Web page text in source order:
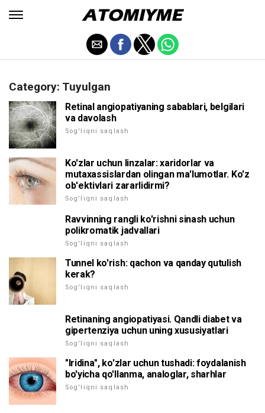
Category: Tuyulgan
Retinal angiopatiyaning sabablari, belgilari
va davolash
Sog'liqni saqlash
Ko'zlar uchun linzalar: xaridorlar va
mutaxassislardan olingan ma'lumotlar. Ko'z
ob'ektivlari zararlidirmi?
Sog'liqni saqlash
Ravvinning rangli ko'rishni sinash uchun
polikromatik jadvallari
Sog'liqni saqlash
Tunnel ko'rish: qachon va qanday qutulish
kerak?
Sog'liqni saqlash
Retinaning angiopatiyasi. Qandli diabet va
gipertenziya uchun uning xususiyatlari
Sog'liqni saqlash
"Iridina", ko'zlar uchun tushadi: foydalanish
bo'yicha qo'llanma, analoglar, sharhlar
Sog'liqni saqlash